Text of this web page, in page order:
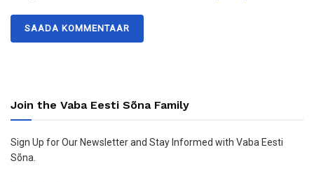
Join the Vaba Eesti Sõna Family
Sign Up for Our Newsletter and Stay Informed with Vaba Eesti
Sõna.